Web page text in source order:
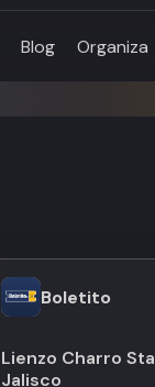
Blog Organiza
Boletito
Lienzo Charro
Jalisco